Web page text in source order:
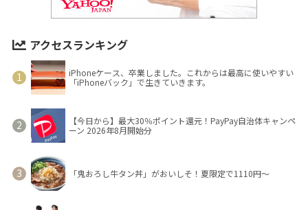
アクセスランキング
iPhoneケース、卒業しました。これからは最高に使いやすい
「iPhoneバック」で生きていきます。
【今日から】最大30％ポイント還元！PayPay自治体キャンペ
ーン 2026年8月開始分
「鬼おろし牛タン丼」がおいしそ！夏限定で1110円～